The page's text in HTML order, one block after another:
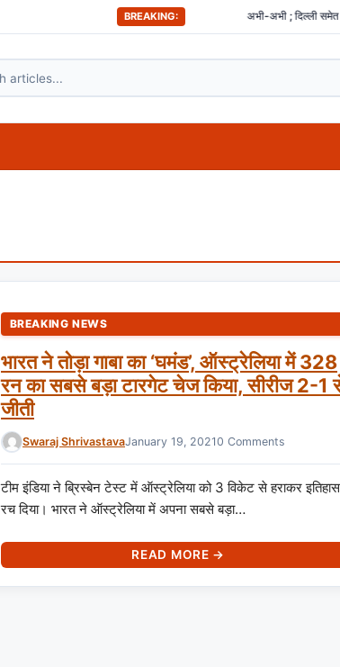
BREAKING: अभी-अभी ; दिल्ली समेत देश
BREAKING NEWS
भारत ने तोड़ा गाबा का ‘घमंड’, ऑस्ट्रेलिया में 328
रन का सबसे बड़ा टारगेट चेज किया, सीरीज 2-1
जीती
Swaraj ShrivastavaJanuary 19, 20210 Comments
टीम इंडिया ने ब्रिस्बेन टेस्ट में ऑस्ट्रेलिया को 3 विकेट से हराकर इतिहास
रच दिया। भारत ने ऑस्ट्रेलिया में अपना सबसे बड़ा…
READ MORE →